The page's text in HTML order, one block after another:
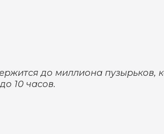
до миллиона пузырьков,
10 часов.